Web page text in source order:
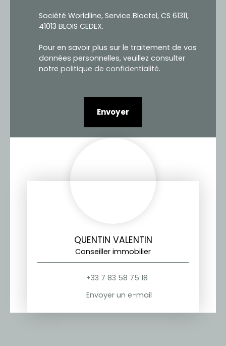
Société Worldline, Service Bloctel, CS 61311,
41013 BLOIS CEDEX.
Pour en savoir plus sur le traitement de vos
données personnelles, veuillez consulter
notre politique de confidentialité.
Envoyer
QUENTIN VALENTIN
Conseiller immobilier
+33 7 83 58 75 18
Envoyer un e-mail